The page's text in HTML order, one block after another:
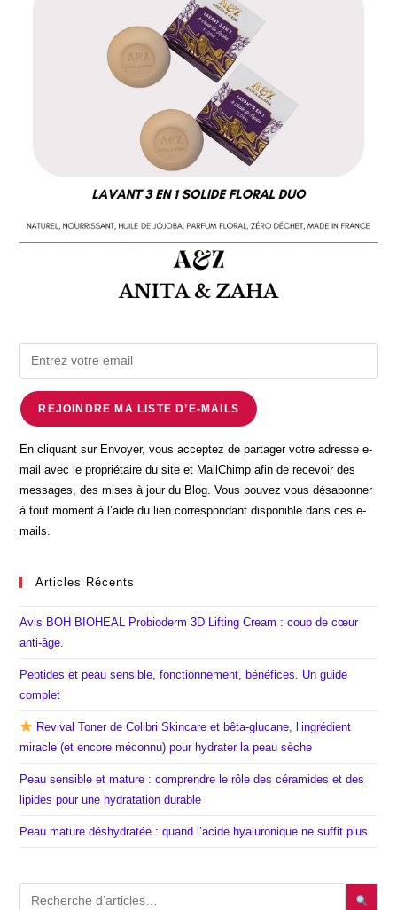
REJOINDRE MA LISTE D’E-MAILS
En cliquant sur Envoyer, vous acceptez de partager votre adresse e-
mail avec le propriétaire du site et MailChimp afin de recevoir des
messages, des mises à jour du Blog. Vous pouvez vous désabonner
à tout moment à l’aide du lien correspondant disponible dans ces e-
mails.
Articles Récents
Avis BOH BIOHEAL Probioderm 3D Lifting Cream : coup de cœur
anti-âge.
Peptides et peau sensible, fonctionnement, bénéfices. Un guide
complet
Revival Toner de Colibri Skincare et bêta-glucane, l’ingrédient
miracle (et encore méconnu) pour hydrater la peau sèche
Peau sensible et mature : comprendre le rôle des céramides et des
lipides pour une hydratation durable
Peau mature déshydratée : quand l’acide hyaluronique ne suffit plus